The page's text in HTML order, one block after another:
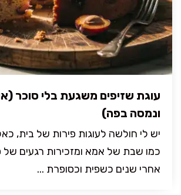
עוגת שזיפים משגעת בלי סוכר
ונמסה בפה)
יש לי חולשה לעוגות פירות של בית,
כמו שבת של אמא ומזכירות רגעים
אחרי שנים כשפית וכסופרת ...